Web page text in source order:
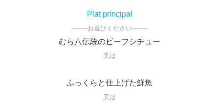
Plat principal
--------お選びください--------
むら八伝統のビーフシチュー
又は
ふっくらと仕上げた鮮魚
又は